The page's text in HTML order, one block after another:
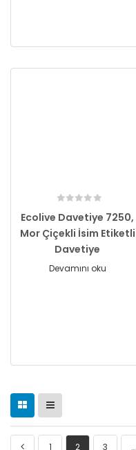
Ecolive Davetiye 7250,
Mor Çiçekli İsim Etiketli
Davetiye
Devamını oku
1 2 3 …